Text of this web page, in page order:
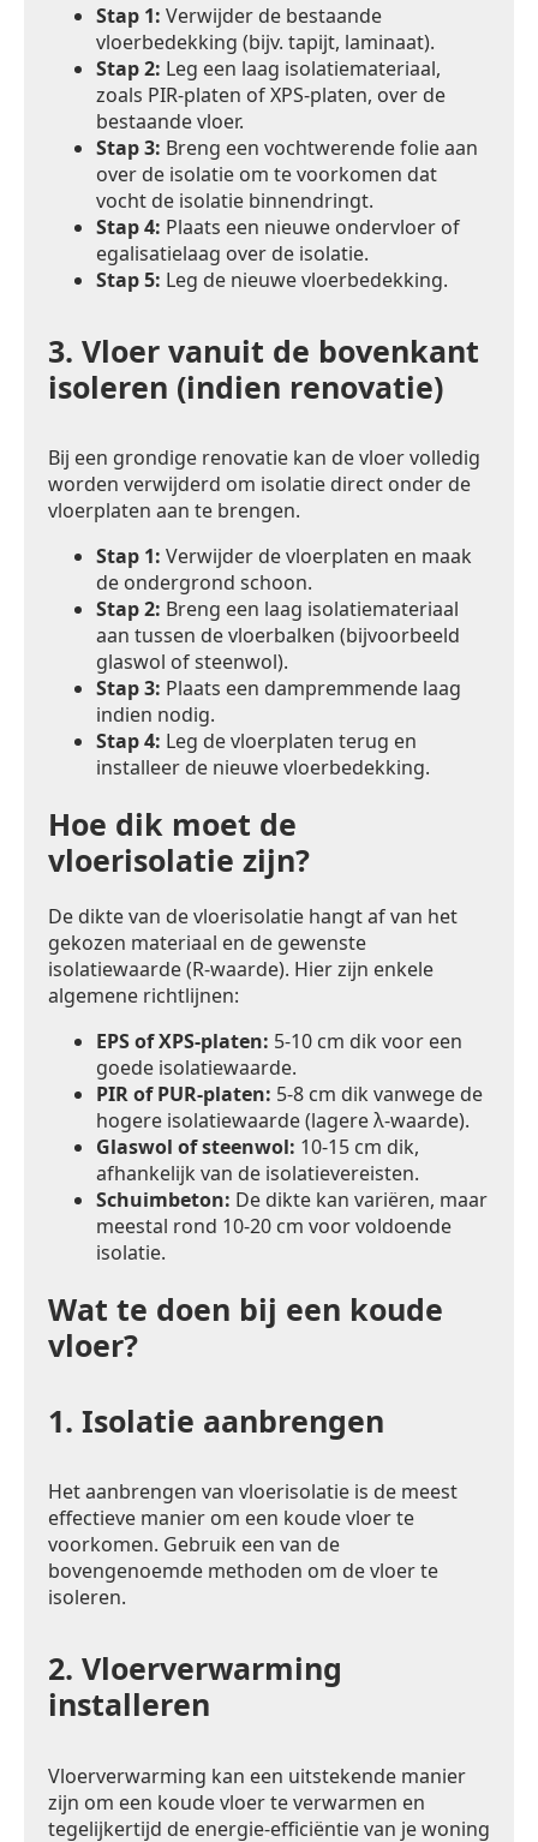
Stap 1: Verwijder de bestaande
vloerbedekking (bijv. tapijt, laminaat).
Stap 2: Leg een laag isolatiemateriaal,
zoals PIR-platen of XPS-platen, over de
bestaande vloer.
Stap 3: Breng een vochtwerende folie aan
over de isolatie om te voorkomen dat
vocht de isolatie binnendringt.
Stap 4: Plaats een nieuwe ondervloer of
egalisatielaag over de isolatie.
Stap 5: Leg de nieuwe vloerbedekking.
3. Vloer vanuit de bovenkant
isoleren (indien renovatie)
Bij een grondige renovatie kan de vloer volledig
worden verwijderd om isolatie direct onder de
vloerplaten aan te brengen.
Stap 1: Verwijder de vloerplaten en maak
de ondergrond schoon.
Stap 2: Breng een laag isolatiemateriaal
aan tussen de vloerbalken (bijvoorbeeld
glaswol of steenwol).
Stap 3: Plaats een dampremmende laag
indien nodig.
Stap 4: Leg de vloerplaten terug en
installeer de nieuwe vloerbedekking.
Hoe dik moet de
vloerisolatie zijn?
De dikte van de vloerisolatie hangt af van het
gekozen materiaal en de gewenste
isolatiewaarde (R-waarde). Hier zijn enkele
algemene richtlijnen:
EPS of XPS-platen: 5-10 cm dik voor een
goede isolatiewaarde.
PIR of PUR-platen: 5-8 cm dik vanwege de
hogere isolatiewaarde (lagere λ-waarde).
Glaswol of steenwol: 10-15 cm dik,
afhankelijk van de isolatievereisten.
Schuimbeton: De dikte kan variëren, maar
meestal rond 10-20 cm voor voldoende
isolatie.
Wat te doen bij een koude
vloer?
1. Isolatie aanbrengen
Het aanbrengen van vloerisolatie is de meest
effectieve manier om een koude vloer te
voorkomen. Gebruik een van de
bovengenoemde methoden om de vloer te
isoleren.
2. Vloerverwarming
installeren
Vloerverwarming kan een uitstekende manier
zijn om een koude vloer te verwarmen en
tegelijkertijd de energie-efficiëntie van je woning